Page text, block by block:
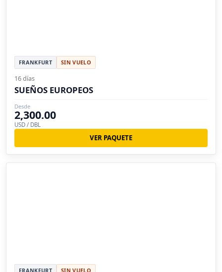
FRANKFURT SIN VUELO
16 días
SUEÑOS EUROPEOS
Desde
2,300.00
USD / DBL
VER PAQUETE
FRANKFURT SIN VUELO